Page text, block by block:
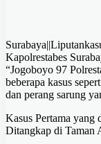
Kapolrestabes
“Jogoboyo 97
beberapa kasus
dan perang sarung
Kasus Pertama yang
Ditangkap di Taman